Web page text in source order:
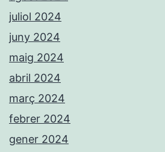
juliol 2024
juny 2024
maig 2024
abril 2024
març 2024
febrer 2024
gener 2024